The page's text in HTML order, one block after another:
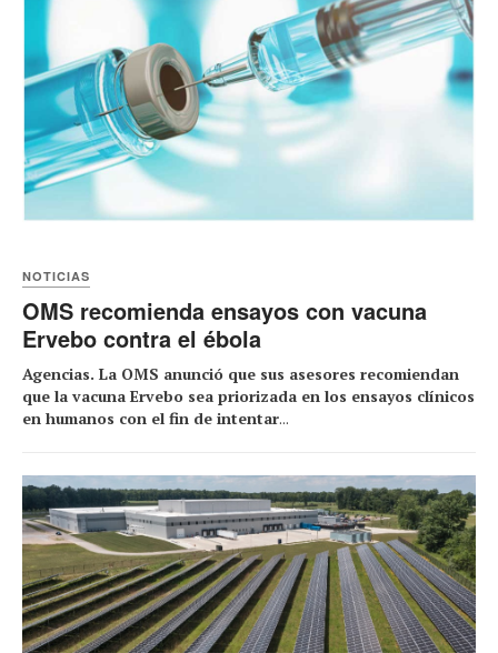
NOTICIAS
OMS recomienda ensayos con vacuna
Ervebo contra el ébola
Agencias. La OMS anunció que sus asesores recomiendan
que la vacuna Ervebo sea priorizada en los ensayos clínicos
en humanos con el fin de intentar...